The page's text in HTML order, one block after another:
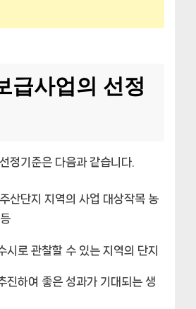
급사업의 선정
정기준은 다음과 같습니다.
산단지 지역의 사업 대상작목 농
시로 관찰할 수 있는 지역의 단지
진하여 좋은 성과가 기대되는 생